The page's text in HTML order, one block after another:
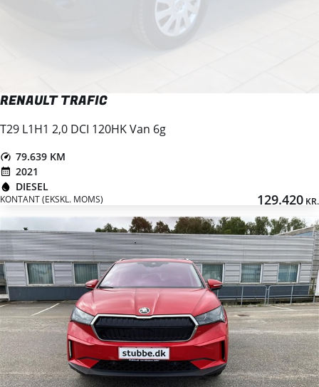
RENAULT TRAFIC
T29 L1H1 2,0 DCI 120HK Van 6g
79.639 KM
2021
DIESEL
KONTANT (EKSKL. MOMS) 129.420 KR.